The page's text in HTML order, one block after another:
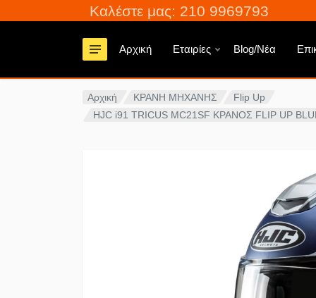
Καλέστε μας: 210 9969793
Αρχική Εταιρίες Blog/Νέα
Αρχική ΚΡΑΝΗ ΜΗΧΑΝΗΣ
Flip Up
HJC i91 TRICUS MC21SF ΚΡΑΝΟΣ FLIP UP